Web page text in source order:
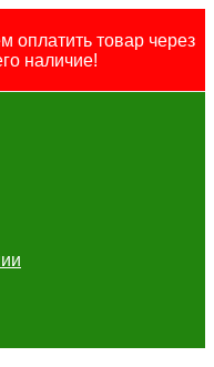
оплатить товар через
наличие!